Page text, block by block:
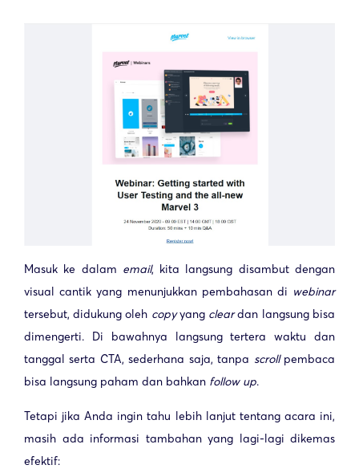
Masuk ke dalam email, kita langsung disambut dengan
visual cantik yang menunjukkan pembahasan di webinar
tersebut, didukung oleh copyyang cleardan langsung bisa
dimengerti. Di bawahnya langsung tertera waktu dan
tanggal serta CTA, sederhana saja, tanpa scroll pembaca
bisa langsung paham dan bahkan follow up.
Tetapi jika Anda ingin tahu lebih lanjut tentang acara ini,
masih ada informasi tambahan yang lagi-lagi dikemas
efektif: